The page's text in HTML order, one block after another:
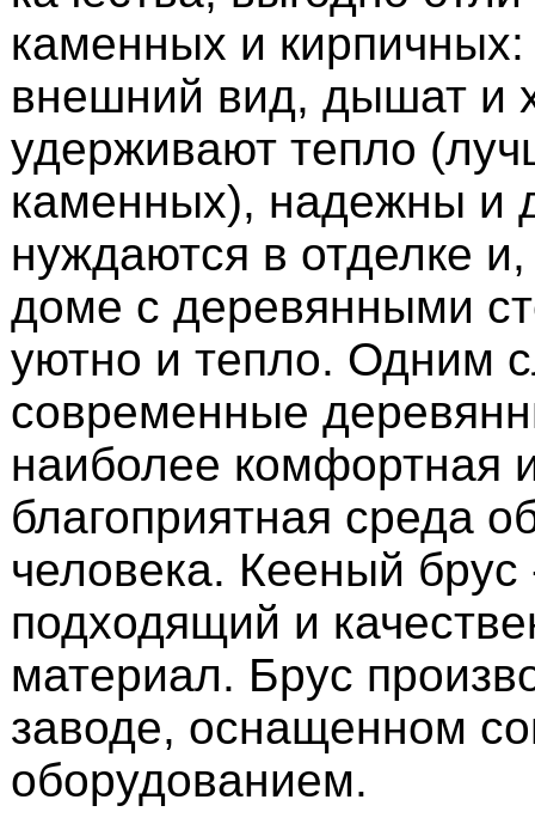
каменных и
внешний вид, дышат и
удерживают тепло
каменных), надежны и
нуждаются в отделке
доме с деревянными
уютно и тепло. Одним
современные
наиболее комфортная
благоприятная среда
человека. Кееный
подходящий и
материал. Брус
заводе, оснащенном
оборудованием.